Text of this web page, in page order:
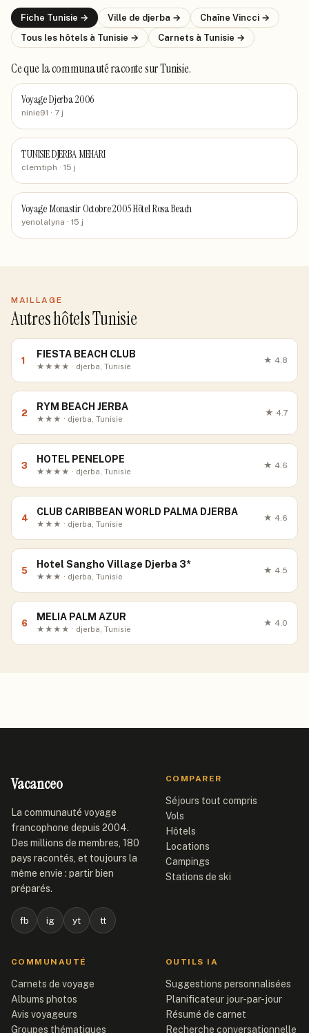
Fiche Tunisie → Ville de djerba → Chaîne Vincci →
Tous les hôtels à Tunisie → Carnets à Tunisie →
Ce que la communauté racontesur Tunisie.
Voyage Djerba 2006
ninie91 · 7 j
TUNISIE DJERBA MEHARI
clemtiph · 15 j
Voyage Monastir Octobre 2005 Hôtel Rosa Beach
yenolalyna · 15 j
MAILLAGE
Autres hôtels Tunisie
1
FIESTA BEACH CLUB
★★★★ · djerba, Tunisie
★ 4.8
2
RYM BEACH JERBA
★★★ · djerba, Tunisie
★ 4.7
3
HOTEL PENELOPE
★★★★ · djerba, Tunisie
★ 4.6
4
CLUB CARIBBEAN WORLD PALMA DJERBA
★★★ · djerba, Tunisie
★ 4.6
5
Hotel Sangho Village Djerba 3*
★★★ · djerba, Tunisie
★ 4.5
6
MELIA PALM AZUR
★★★★ · djerba, Tunisie
★ 4.0
Vacanceo
La communauté voyage
francophone depuis 2004.
Des millions de membres, 180
pays racontés, et toujours la
même envie : partir bien
préparés.
fb ig yt tt
COMPARER
Séjours tout compris
Vols
Hôtels
Locations
Campings
Stations de ski
COMMUNAUTÉ
Carnets de voyage
Albums photos
Avis voyageurs
Groupes thématiques
OUTILS IA
Suggestions personnalisées
Planificateur jour-par-jour
Résumé de carnet
Recherche conversationnelle